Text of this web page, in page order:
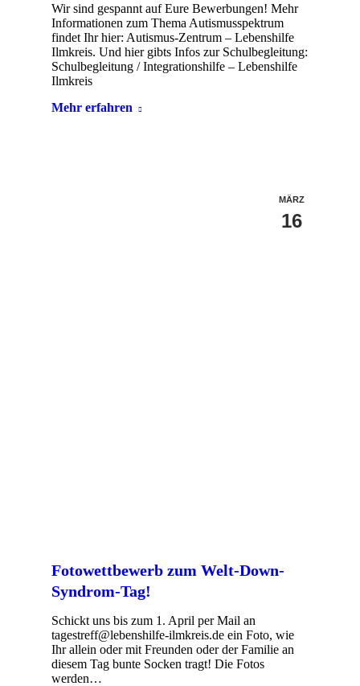
Wir sind gespannt auf Eure Bewerbungen! Mehr
Informationen zum Thema Autismusspektrum
findet Ihr hier: Autismus-Zentrum – Lebenshilfe
Ilmkreis. Und hier gibts Infos zur Schulbegleitung:
Schulbegleitung / Integrationshilfe – Lebenshilfe
Ilmkreis
Mehr erfahren
MÄRZ
16
Fotowettbewerb zum Welt-Down-
Syndrom-Tag!
Schickt uns bis zum 1. April per Mail an
tagestreff@lebenshilfe-ilmkreis.de ein Foto, wie
Ihr allein oder mit Freunden oder der Familie an
diesem Tag bunte Socken tragt! Die Fotos
werden…